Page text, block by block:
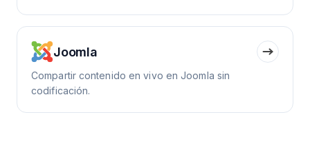
Joomla
Compartir contenido en vivo en Joomla sin
codificación.